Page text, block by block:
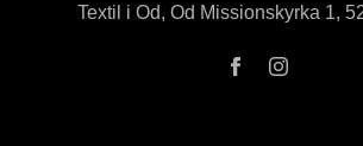
Textil i Od, Od Missionskyrka 1,